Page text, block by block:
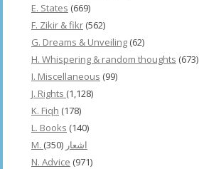
E. States (669)
F. Zikir & fikr (562)
G. Dreams & Unveiling (62)
H. Whispering & random thoughts (673)
I. Miscellaneous (99)
J. Rights (1,128)
K. Fiqh (178)
L. Books (140)
M. اشعار (350)
N. Advice (971)